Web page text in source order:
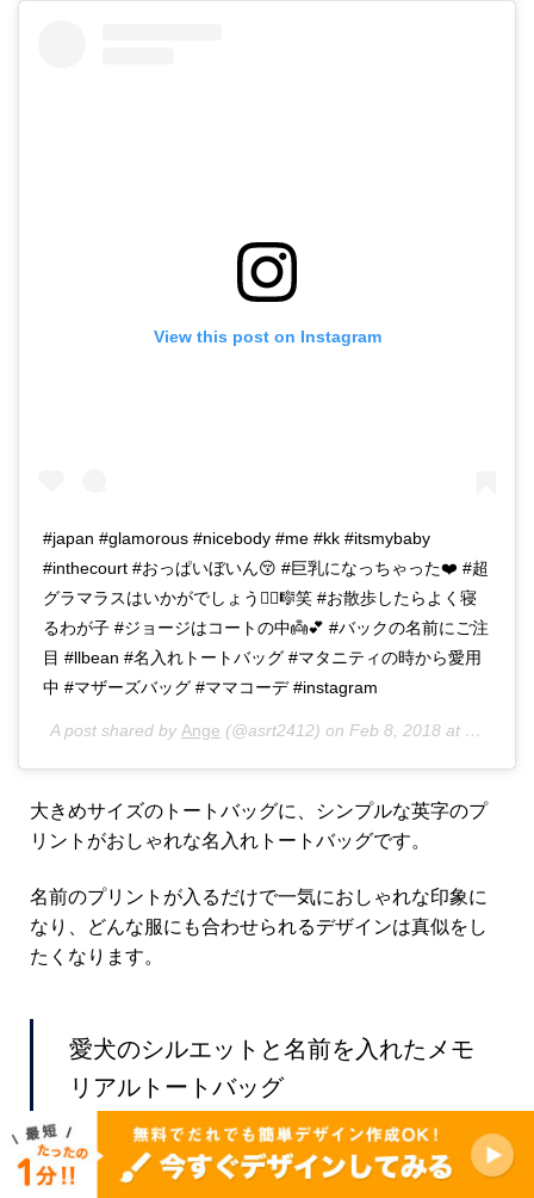
View this post on Instagram
#japan #glamorous #nicebody #me #kk #itsmybaby
#inthecourt #おっぱいぼいん😚 #巨乳になっちゃった❤️ #超
グラマラスはいかがでしょう🤹‍♂️🎼笑 #お散歩したらよく寝
るわが子 #ジョージはコートの中👼💕 #バックの名前にご注
目 #llbean #名入れトートバッグ #マタニティの時から愛用
中 #マザーズバッグ #ママコーデ #instagram
A post shared by Ange (@asrt2412) on Feb 8, 2018 at 2:57pm PST
大きめサイズのトートバッグに、シンプルな英字のプ
リントがおしゃれな名入れトートバッグです。
名前のプリントが入るだけで一気におしゃれな印象に
なり、どんな服にも合わせられるデザインは真似をし
たくなります。
愛犬のシルエットと名前を入れたメモ
リアルトートバッグ